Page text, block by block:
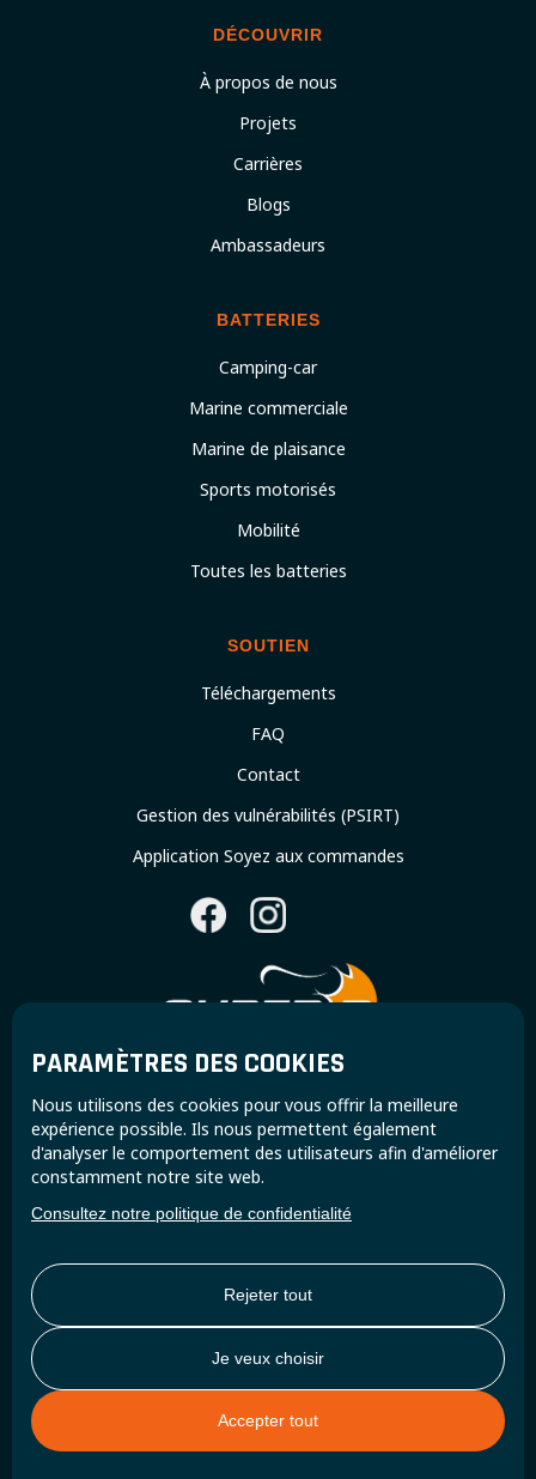
PARAMÈTRES DES COOKIES
Nous utilisons des cookies pour vous offrir la meilleure
expérience possible. Ils nous permettent également
d'analyser le comportement des utilisateurs afin d'améliorer
constamment notre site web.
Consultez notre politique de confidentialité
Rejeter tout
Je veux choisir
Accepter tout
Rejoignez la communauté Super B et recevez des
mises à jour et des informations exclusives.
DÉCOUVRIR
À propos de nous
Projets
Carrières
Blogs
Ambassadeurs
BATTERIES
Camping-car
Marine commerciale
Marine de plaisance
Sports motorisés
Mobilité
Toutes les batteries
SOUTIEN
Téléchargements
FAQ
Contact
Gestion des vulnérabilités (PSIRT)
Application Soyez aux commandes